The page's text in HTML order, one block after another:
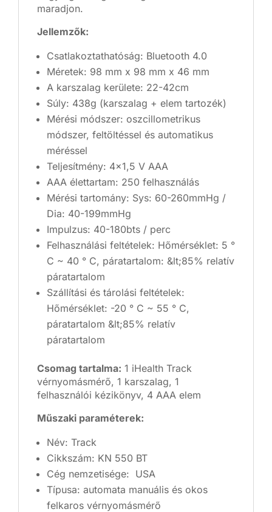
maradjon.
Jellemzők:
Csatlakoztathatóság: Bluetooth 4.0
Méretek: 98 mm x 98 mm x 46 mm
A karszalag kerülete: 22-42cm
Súly: 438g (karszalag + elem tartozék)
Mérési módszer: oszcillometrikus
módszer, feltöltéssel és automatikus
méréssel
Teljesítmény: 4x1,5 V AAA
AAA élettartam: 250 felhasználás
Mérési tartomány: Sys: 60-260mmHg /
Dia: 40-199mmHg
Impulzus: 40-180bts / perc
Felhasználási feltételek: Hőmérséklet: 5 °
C ~ 40 ° C, páratartalom: &lt;85% relatív
páratartalom
Szállítási és tárolási feltételek:
Hőmérséklet: -20 ° C ~ 55 ° C,
páratartalom &lt;85% relatív
páratartalom
Csomag tartalma: 1 iHealth Track
vérnyomásmérő, 1 karszalag, 1
felhasználói kézikönyv, 4 AAA elem
Műszaki paraméterek:
Név: Track
Cikkszám: KN 550 BT
Cég nemzetisége: USA
Típusa: automata manuális és okos
felkaros vérnyomásmérő